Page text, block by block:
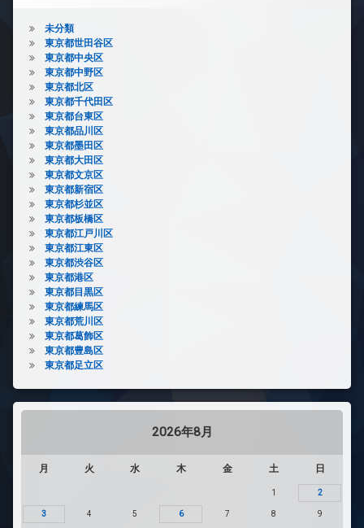
未分類
東京都世田谷区
東京都中央区
東京都中野区
東京都北区
東京都千代田区
東京都台東区
東京都品川区
東京都墨田区
東京都大田区
東京都文京区
東京都新宿区
東京都杉並区
東京都板橋区
東京都江戸川区
東京都江東区
東京都渋谷区
東京都港区
東京都目黒区
東京都練馬区
東京都荒川区
東京都葛飾区
東京都豊島区
東京都足立区
2026年8月
月 火 水 木 金 土 日
1 2
3 4 5 6 7 8 9